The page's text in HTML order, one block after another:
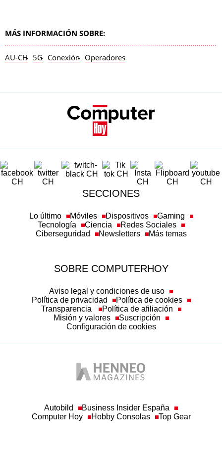
MÁS INFORMACIÓN SOBRE:
AU-CH 5G Conexión Operadores
SECCIONES
Lo último Móviles Dispositivos
Gaming
Tecnología
Ciencia
Redes Sociales
Ciberseguridad
Newsletters Más temas
SOBRE COMPUTERHOY
Aviso legal y condiciones de uso
Política de privacidad
Política de cookies
Transparencia
Política de afiliación
Misión y valores
Suscripción
Configuración de cookies
Autobild
Business Insider España
Computer Hoy
Hobby Consolas Top Gear